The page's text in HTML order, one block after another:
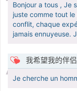
Bonjour a tous , Je
juste comme tout
conflit, chaque
jamais ennuyeuse.
我希望我的伴
Je cherche un